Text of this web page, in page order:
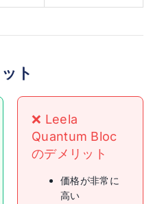
ト
❌ Leela
Quantum Bloc
のデメリット
価格が非常に
高い